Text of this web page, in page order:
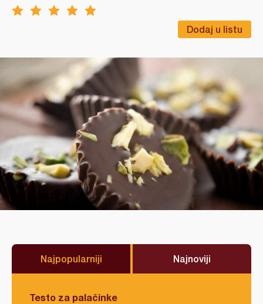
Dodaj u listu
Najpopularniji Najnoviji
Testo za palačinke